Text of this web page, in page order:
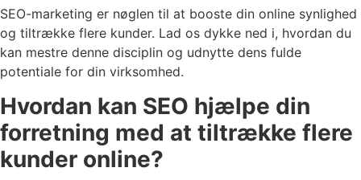
SEO-marketing er nøglen til at booste din online synlighed
og tiltrække flere kunder. Lad os dykke ned i, hvordan du
kan mestre denne disciplin og udnytte dens fulde
potentiale for din virksomhed.
Hvordan kan SEO hjælpe din
forretning med at tiltrække flere
kunder online?